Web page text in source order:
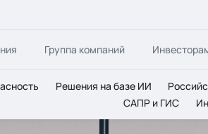
Группа компаний
Решения на базе ИИ
САПР и ГИС